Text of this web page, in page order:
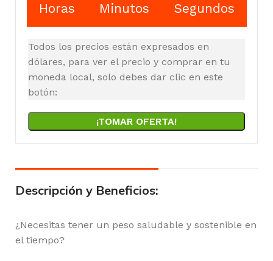
Horas Minutos Segundos
Todos los precios están expresados en
dólares, para ver el precio y comprar en tu
moneda local, solo debes dar clic en este
botón:
¡TOMAR OFERTA!
Descripción y Beneficios:
¿Necesitas tener un peso saludable y sostenible en
el tiempo?